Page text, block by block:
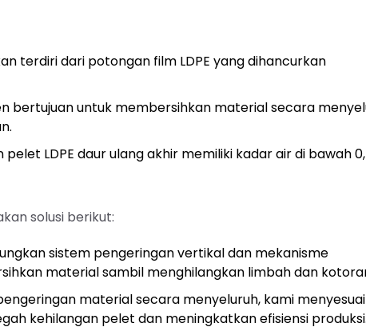
terdiri dari potongan film LDPE yang dihancurkan
bertujuan untuk membersihkan material secara
LDPE daur ulang akhir memiliki kadar air di bawah
solusi berikut:
sistem pengeringan vertikal dan mekanisme
material sambil menghilangkan limbah dan
material secara menyeluruh, kami
kehilangan pelet dan meningkatkan efisiensi produksi.